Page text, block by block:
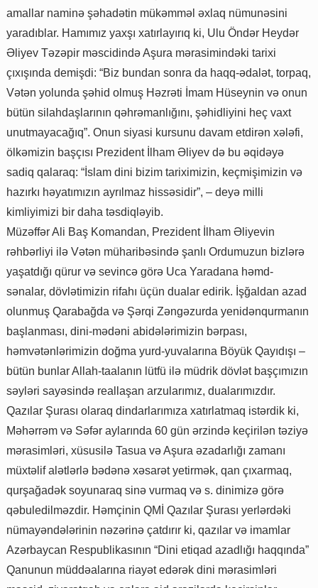
amallar naminə şəhadətin mükəmməl əxlaq nümunəsini
yaradıblar. Hamımız yaxşı xatırlayırıq ki, Ulu Öndər Heydər
Əliyev Təzəpir məscidində Aşura mərasimindəki tarixi
çıxışında demişdi: “Biz bundan sonra da haqq-ədalət, torpaq,
Vətən yolunda şəhid olmuş Həzrəti İmam Hüseynin və onun
bütün silahdaşlarının qəhrəmanlığını, şəhidliyini heç vaxt
unutmayacağıq”. Onun siyasi kursunu davam etdirən xələfi,
ölkəmizin başçısı Prezident İlham Əliyev də bu əqidəyə
sadiq qalaraq: “İslam dini bizim tariximizin, keçmişimizin və
hazırkı həyatımızın ayrılmaz hissəsidir”, – deyə milli
kimliyimizi bir daha təsdiqləyib.
Müzəffər Ali Baş Komandan, Prezident İlham Əliyevin
rəhbərliyi ilə Vətən müharibəsində şanlı Ordumuzun bizlərə
yaşatdığı qürur və sevincə görə Uca Yaradana həmd-
sənalar, dövlətimizin rifahı üçün dualar edirik. İşğaldan azad
olunmuş Qarabağda və Şərqi Zəngəzurda yenidənqurmanın
başlanması, dini-mədəni abidələrimizin bərpası,
həmvətənlərimizin doğma yurd-yuvalarına Böyük Qayıdışı –
bütün bunlar Allah-taalanın lütfü ilə müdrik dövlət başçımızın
səyləri sayəsində reallaşan arzularımız, dualarımızdır.
Qazılar Şurası olaraq dindarlarımıza xatırlatmaq istərdik ki,
Məhərrəm və Səfər aylarında 60 gün ərzində keçirilən təziyə
mərasimləri, xüsusilə Tasua və Aşura əzadarlığı zamanı
müxtəlif alətlərlə bədənə xəsarət yetirmək, qan çıxarmaq,
qurşağadək soyunaraq sinə vurmaq və s. dinimizə görə
qəbuledilməzdir. Həmçinin QMİ Qazılar Şurası yerlərdəki
nümayəndələrinin nəzərinə çatdırır ki, qazılar və imamlar
Azərbaycan Respublikasının “Dini etiqad azadlığı haqqında”
Qanunun müddəalarına riayət edərək dini mərasimləri